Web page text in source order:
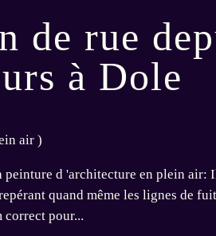
de rue
à Dole
air )
peinture d 'architecture en plein air:
quand même les lignes de
pour...